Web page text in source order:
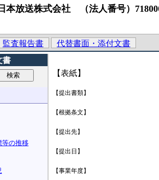
本放送株式会社 （法人番号）
監査報告書
代替書面・添付文書
書